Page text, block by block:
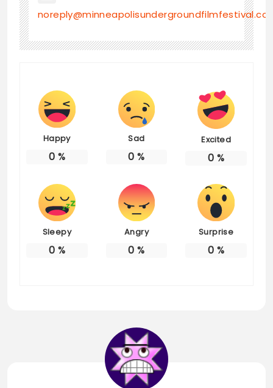
Happy
0 %
Sad
0 %
Excited
0 %
Sleepy
0 %
Angry
0 %
Surprise
0 %